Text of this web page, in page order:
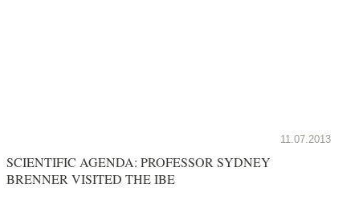
11.07.2013
SCIENTIFIC AGENDA: PROFESSOR SYDNEY
BRENNER VISITED THE IBE